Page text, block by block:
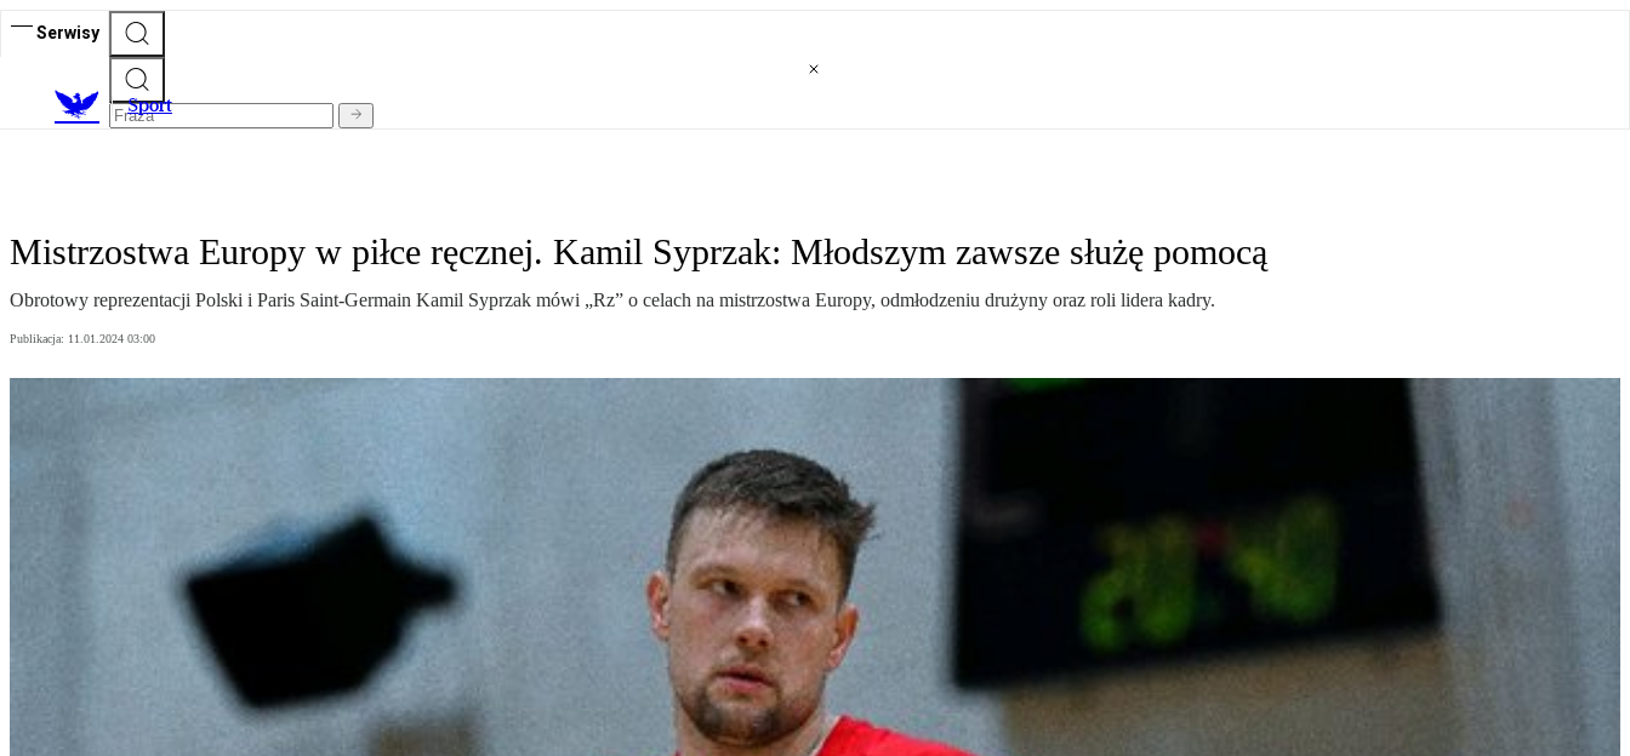
Serwisy
Sport
Mistrzostwa Europy w piłce ręcznej. Kamil Syprzak: Młodszym zawsze służę pomocą
Obrotowy reprezentacji Polski i Paris Saint-Germain Kamil Syprzak mówi „Rz” o celach na mistrzostwa Europy, odmłodzeniu drużyny oraz roli lidera kadry.
Publikacja: 11.01.2024 03:00